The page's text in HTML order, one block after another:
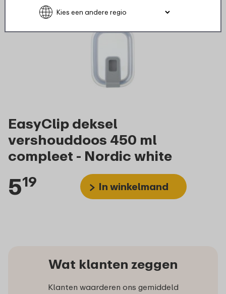
EasyClip deksel
vershouddoos 450 ml
compleet - Nordic white
519 In winkelmand
Wat klanten zeggen
Klanten waarderen ons gemiddeld